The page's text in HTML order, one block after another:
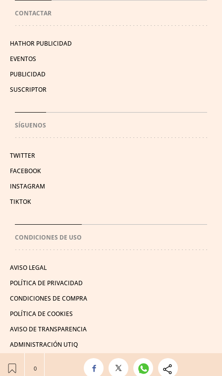
CONTACTAR
HATHOR PUBLICIDAD
EVENTOS
PUBLICIDAD
SUSCRIPTOR
SÍGUENOS
TWITTER
FACEBOOK
INSTAGRAM
TIKTOK
CONDICIONES DE USO
AVISO LEGAL
POLÍTICA DE PRIVACIDAD
CONDICIONES DE COMPRA
POLÍTICA DE COOKIES
AVISO DE TRANSPARENCIA
ADMINISTRACIÓN UTIQ